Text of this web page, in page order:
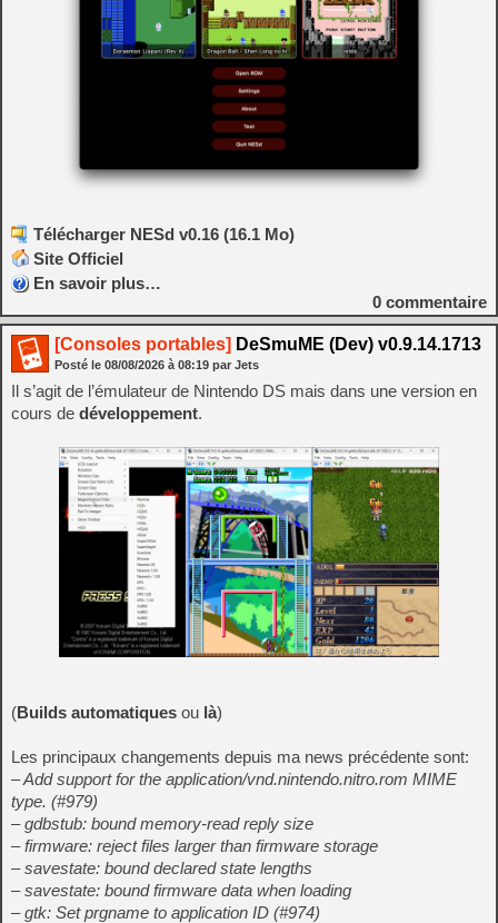
Télécharger NESd v0.16 (16.1 Mo)
Site Officiel
En savoir plus…
0 commentaire
[Consoles portables] DeSmuME (Dev) v0.9.14.1713
Posté le 08/08/2026 à 08:19 par Jets
Il s’agit de l’émulateur de Nintendo DS mais dans une version en
cours de développement.
(Builds automatiques ou là)
Les principaux changements depuis ma news précédente sont:
– Add support for the application/vnd.nintendo.nitro.rom MIME
type. (#979)
– gdbstub: bound memory-read reply size
– firmware: reject files larger than firmware storage
– savestate: bound declared state lengths
– savestate: bound firmware data when loading
– gtk: Set prgname to application ID (#974)